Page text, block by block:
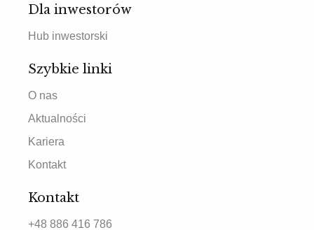
Dla inwestorów
Hub inwestorski
Szybkie linki
O nas
Aktualności
Kariera
Kontakt
Kontakt
+48 886 416 786